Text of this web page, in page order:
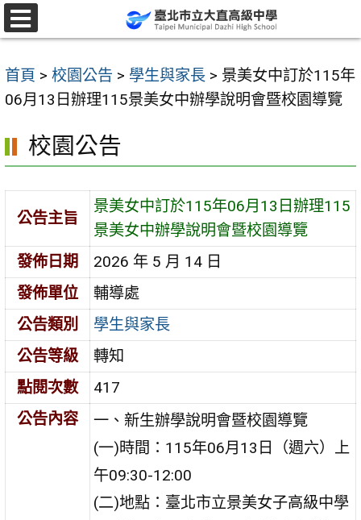
跳
至
要
內
區
首頁 > 校園公告 > 學生與家長 > 景美女中訂於115年
06月13日辦理115景美女中辦學說明會暨校園導覽
校園公告
公告主旨
景美女中訂於115年06月13日辦理115
景美女中辦學說明會暨校園導覽
發佈日期
2026 年 5 月 14 日
發佈單位
輔導處
公告類別
學生與家長
公告等級
轉知
點閱次數
417
公告內容
一、新生辦學說明會暨校園導覽
(一)時間：115年06月13日（週六）上
午09:30-12:00
(二)地點：臺北市立景美女子高級中學
選
單